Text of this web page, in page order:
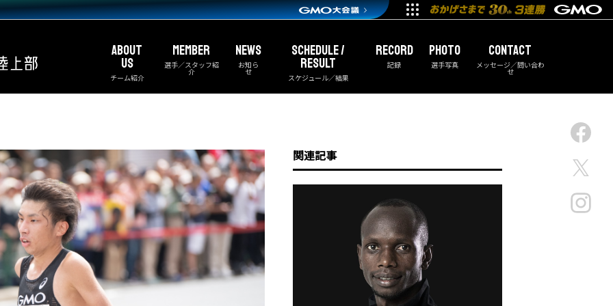
ABOUT
US
チーム紹介
MEMBER
選手／スタッフ紹
介
NEWS
お知ら
せ
SCHEDULE /
RESULT
スケジュール／結果
RECORD
記録
PHOTO
選手写真
CONTACT
メッセージ／問い合わ
せ
関連記事